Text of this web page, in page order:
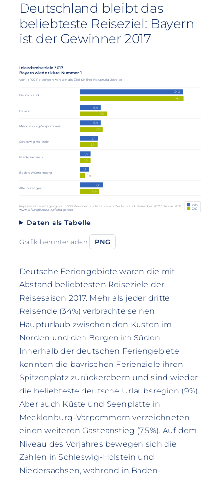
Deutschland bleibt das
beliebteste Reiseziel: Bayern
ist der Gewinner 2017
Repräsentativbefragung von 3.000 Personen ab 14 Jahren in Deutschland, Dezember 2017 / Januar 2018
Inlandsreiseziele 2017
Bayern wieder klare Nummer 1
Von je 100 Reisenden wählten als Ziel für ihre Haupturlaubsreise:
34,3
9,0
7,5
5,9
3,6
1,9
6,4
34,2
6,9
6,9
6,1
3,6
3,1
7,6
2016
2017
Deutschland
Bayern
Mecklenburg-Vorpommern
Schleswig-Holstein
Niedersachsen
Baden-Württemberg
Alle Sonstigen
www.stiftungfuerzukunftsfragen.de
Daten als Tabelle
Grafik herunterladen: PNG
Deutsche Feriengebiete waren die mit
Abstand beliebtesten Reiseziele der
Reisesaison 2017. Mehr als jeder dritte
Reisende (34%) verbrachte seinen
Haupturlaub zwischen den Küsten im
Norden und den Bergen im Süden.
Innerhalb der deutschen Feriengebiete
konnten die bayrischen Ferienziele ihren
Spitzenplatz zurückerobern und sind wieder
die beliebteste deutsche Urlaubsregion (9%).
Aber auch Küste und Seenplatte in
Mecklenburg-Vorpommern verzeichneten
einen weiteren Gästeanstieg (7,5%). Auf dem
Niveau des Vorjahres bewegen sich die
Zahlen in Schleswig-Holstein und
Niedersachsen, während in Baden-